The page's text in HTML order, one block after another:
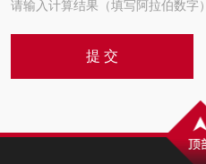
请输入计算结果（填写阿拉伯数字